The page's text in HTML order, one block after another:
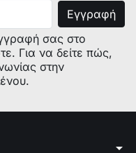
σας στο
Για να δείτε πώς,
στην
arrow_drop_down